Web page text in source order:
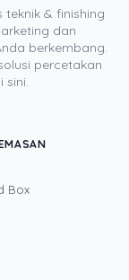
dan apakah
di tangan
dan
menu yang
Anda.
& finishing
dan
berkembang.
percetakan
sini.
Box